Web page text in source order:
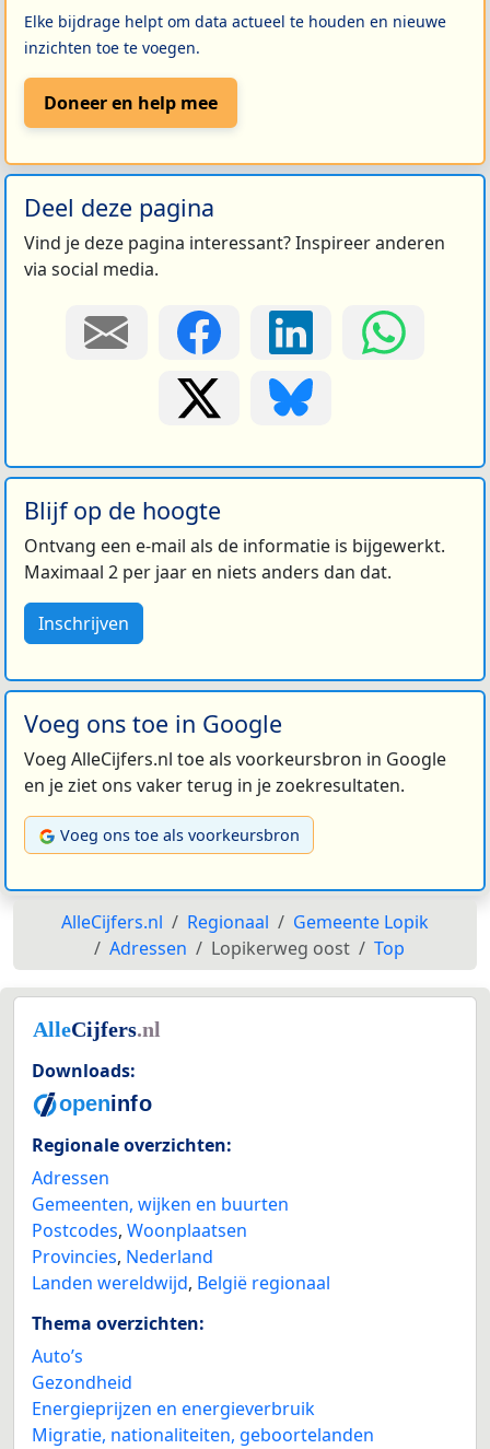
Elke bijdrage helpt om data actueel te houden en nieuwe
inzichten toe te voegen.
Doneer en help mee
Deel deze pagina
Vind je deze pagina interessant? Inspireer anderen
via social media.
Blijf op de hoogte
Ontvang een e-mail als de informatie is bijgewerkt.
Maximaal 2 per jaar en niets anders dan dat.
Inschrijven
Voeg ons toe in Google
Voeg AlleCijfers.nl toe als voorkeursbron in Google
en je ziet ons vaker terug in je zoekresultaten.
Voeg ons toe als voorkeursbron
AlleCijfers.nl Regionaal
Gemeente Lopik
Adressen
Lopikerweg oost Top
Downloads:
Regionale overzichten:
Adressen
Gemeenten, wijken en buurten
Postcodes, Woonplaatsen
Provincies, Nederland
Landen wereldwijd, België regionaal
Thema overzichten:
Auto’s
Gezondheid
Energieprijzen en energieverbruik
Migratie, nationaliteiten, geboortelanden